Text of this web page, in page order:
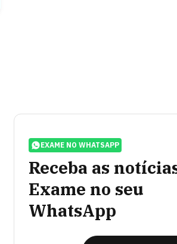
EXAME NO WHATSAPP
Receba as
Exame no seu
WhatsApp